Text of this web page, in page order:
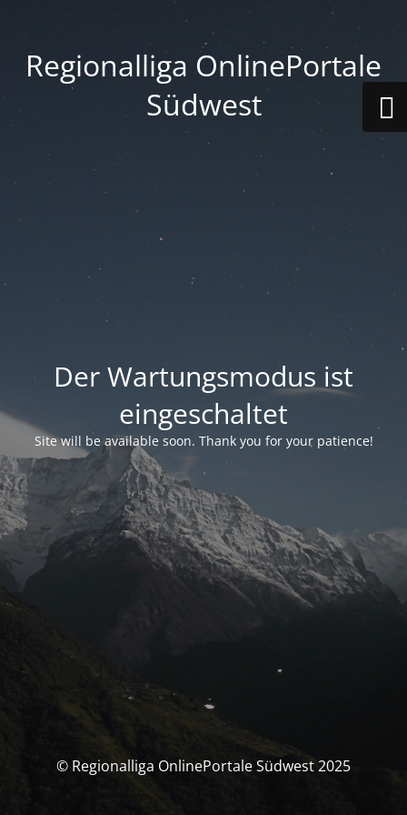
Regionalliga OnlinePortale
Südwest
Der Wartungsmodus ist
eingeschaltet
Site will be available soon. Thank you for your patience!
© Regionalliga OnlinePortale Südwest 2025